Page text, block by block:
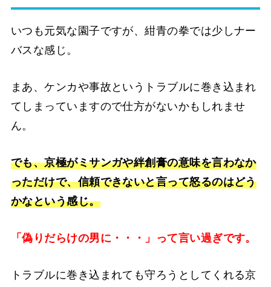
いつも元気な園子ですが、紺青の拳では少しナー
バスな感じ。
まあ、ケンカや事故というトラブルに巻き込まれ
てしまっていますので仕方がないかもしれませ
ん。
でも、京極がミサンガや絆創膏の意味を言わなか
っただけで、信頼できないと言って怒るのはどう
かなという感じ。
「偽りだらけの男に・・・」って言い過ぎです。
トラブルに巻き込まれても守ろうとしてくれる京